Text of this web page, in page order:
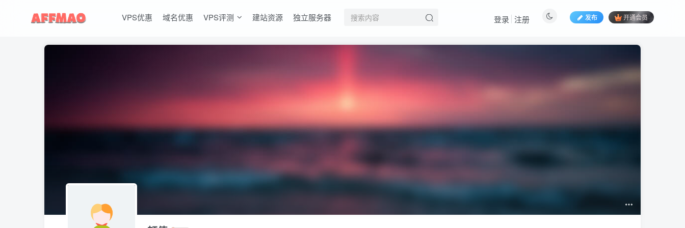
VPS优惠 域名优惠 VPS评测 建站资源 独立服务器 发布 开通会员
登录 注册